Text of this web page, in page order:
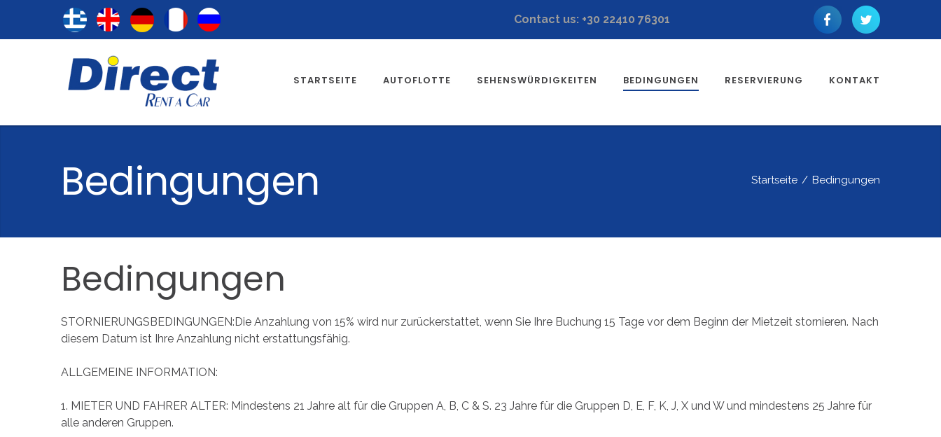
Contact us: +30 22410 76301
STARTSEITE AUTOFLOTTE SEHENSWÜRDIGKEITEN BEDINGUNGEN RESERVIERUNG KONTAKT
Bedingungen Startseite / Bedingungen
Bedingungen
STORNIERUNGSBEDINGUNGEN:Die Anzahlung von 15% wird nur zurückerstattet, wenn Sie Ihre Buchung 15 Tage vor dem Beginn der Mietzeit stornieren. Nach
diesem Datum ist Ihre Anzahlung nicht erstattungsfähig.
ALLGEMEINE INFORMATION:
1. MIETER UND FAHRER ALTER: Mindestens 21 Jahre alt für die Gruppen A, B, C & S. 23 Jahre für die Gruppen D, E, F, K, J, X und W und mindestens 25 Jahre für
alle anderen Gruppen.